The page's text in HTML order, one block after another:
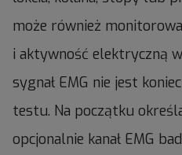
może również
i aktywność elektryczną
sygnał EMG nie jest
testu. Na początku
opcjonalnie kanał EMG